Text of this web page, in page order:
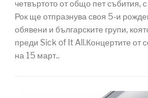
четвъртото от общо пет събития,
Рок ще отпразнува своя 5-и
обявени и българските групи,
преди Sick of It All.Концертите от
на 15 март..